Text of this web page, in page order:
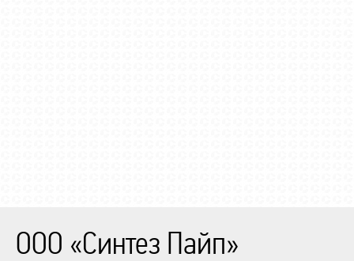
ООО «Синтез Пайп»